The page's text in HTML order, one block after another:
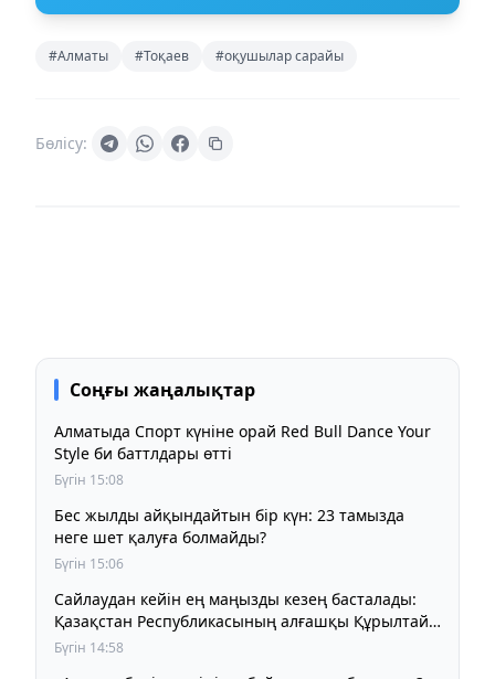
#Алматы #Тоқаев #оқушылар сарайы
Бөлісу:
Соңғы жаңалықтар
Алматыда Спорт күніне орай Red Bull Dance Your
Style би баттлдары өтті
Бүгін 15:08
Бес жылды айқындайтын бір күн: 23 тамызда
неге шет қалуға болмайды?
Бүгін 15:06
Сайлаудан кейін ең маңызды кезең басталады:
Қазақстан Республикасының алғашқы Құрылтайы
қалай жұмыс істейді?
Бүгін 14:58